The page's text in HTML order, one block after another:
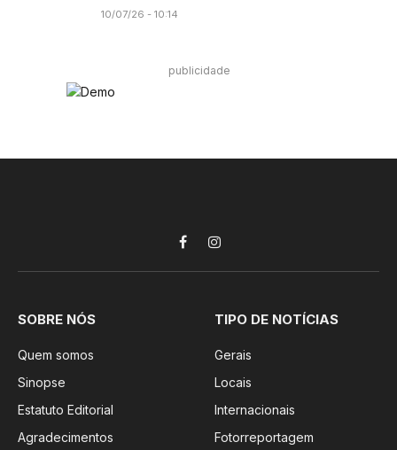
10/07/26 - 10:14
publicidade
FacebookInstagram
SOBRE NÓS
Quem somos
Sinopse
Estatuto Editorial
Agradecimentos
TIPO DE NOTÍCIAS
Gerais
Locais
Internacionais
Fotorreportagem